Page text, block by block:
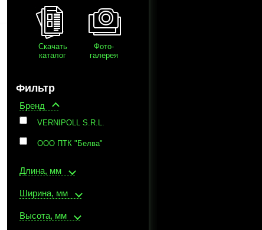
Скачать
каталог
Фото-
галерея
Фильтр
Бренд
VERNIPOLL S.R.L.
ООО ПТК "Белва"
Длина, мм
Ширина, мм
Высота, мм